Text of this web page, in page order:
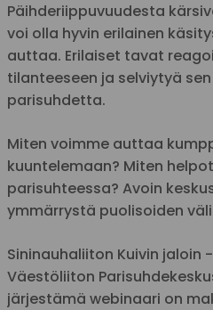
Päihderiippuvuudesta
voi olla hyvin erilainen
auttaa. Erilaiset tavat
tilanteeseen ja selviytyä
parisuhdetta.
Miten voimme auttaa
kuuntelemaan? Miten
parisuhteessa? Avoin
ymmärrystä puolisoiden
Sininauhaliiton Kuivin jaloin
Väestöliiton
järjestämä webinaari on